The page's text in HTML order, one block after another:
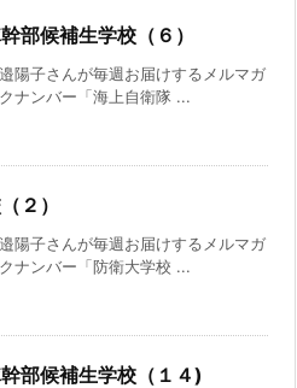
部候補生学校（６）
陽子さんが毎週お届けするメルマガ
ナンバー「海上自衛隊 ...
２）
陽子さんが毎週お届けするメルマガ
ナンバー「防衛大学校 ...
部候補生学校（１４)